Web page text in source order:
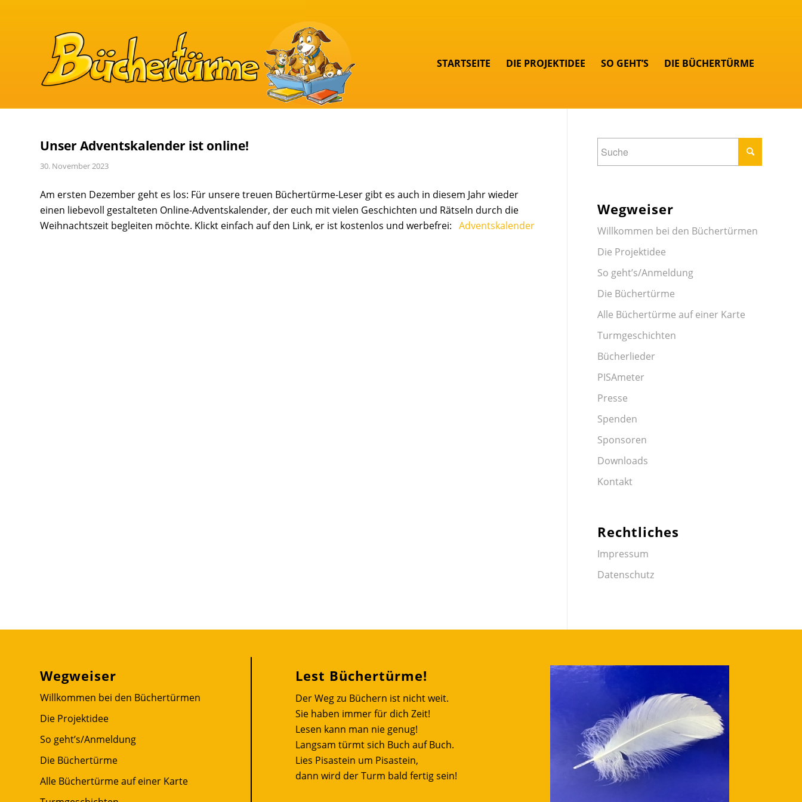
STARTSEITE DIE PROJEKTIDEE SO GEHT’S DIE BÜCHERTÜRME
Unser Adventskalender ist online!
30. November 2023
Am ersten Dezember geht es los: Für unsere treuen Büchertürme-Leser gibt es auch in diesem Jahr wieder
einen liebevoll gestalteten Online-Adventskalender, der euch mit vielen Geschichten und Rätseln durch die
Weihnachtszeit begleiten möchte. Klickt einfach auf den Link, er ist kostenlos und werbefrei: Adventskalender
Wegweiser
Willkommen bei den Büchertürmen
Die Projektidee
So geht’s/Anmeldung
Die Büchertürme
Alle Büchertürme auf einer Karte
Turmgeschichten
Bücherlieder
PISAmeter
Presse
Spenden
Sponsoren
Downloads
Kontakt
Rechtliches
Impressum
Datenschutz
Wegweiser
Willkommen bei den Büchertürmen
Die Projektidee
So geht’s/Anmeldung
Die Büchertürme
Alle Büchertürme auf einer Karte
Lest Büchertürme!
Der Weg zu Büchern ist nicht weit.
Sie haben immer für dich Zeit!
Lesen kann man nie genug!
Langsam türmt sich Buch auf Buch.
Lies Pisastein um Pisastein,
dann wird der Turm bald fertig sein!